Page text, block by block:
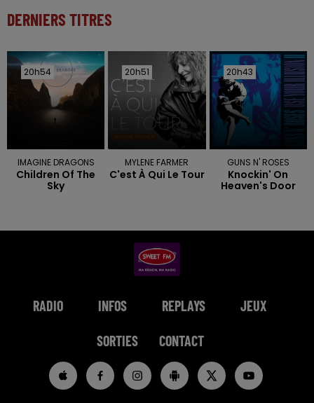
DERNIERS TITRES
20h54
20h54
IMAGINE DRAGONS
Children Of The
Sky
20h51
20h51
MYLENE FARMER
C'est À Qui Le Tour
20h43
20h43
GUNS N' ROSES
Knockin' On
Heaven's Door
RADIO INFOS REPLAYS JEUX
SORTIES CONTACT